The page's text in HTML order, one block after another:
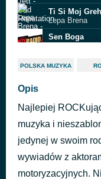
Ti Si Moj Greh
Lepa Brena
Sen Boga
Król Olch
Ostatni
Edyta
Małpi Gaj
POLSKA MUZYKA
Opis
Najlepiej
muzyka i
jedynej w swoim
wywiadów z
motoryzacyjnych.